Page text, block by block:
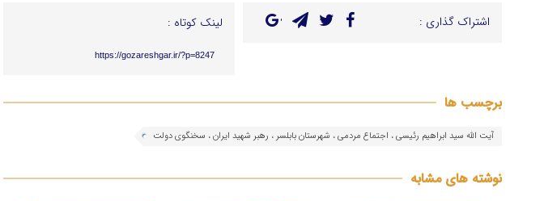
اشتراک گذاری : لینک کوتاه :
https://gozareshgar.ir/?p=8247
برچسب ها
آیت الله سید ابراهیم رئیسی ، اجتماع مردمی ، شهرستان بابلسر ، رهبر شهید ایران ، سخنگوی دولت
نوشته های مشابه